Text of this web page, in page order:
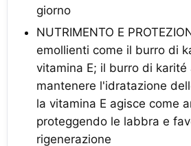
giorno
NUTRIMENTO E
emollienti come il burro di
vitamina E; il burro di karité
mantenere l'idratazione
la vitamina E agisce come
proteggendo le labbra e
rigenerazione